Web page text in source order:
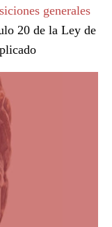
generales
20 de la Ley de